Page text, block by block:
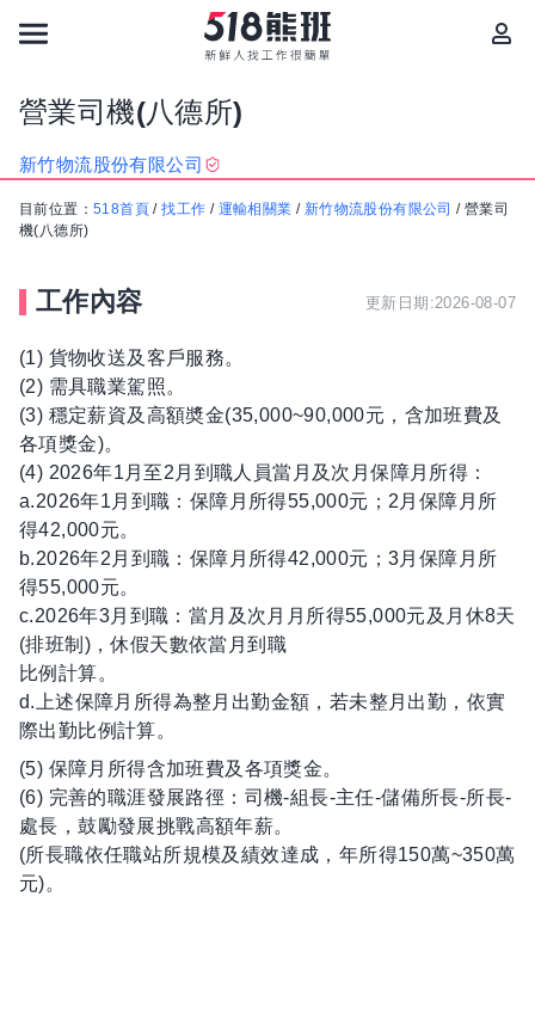
營業司機(八德所)
新竹物流股份有限公司
目前位置： 518首頁 /找工作 / 運輸相關業 / 新竹物流股份有限公司 /營業司
機(八德所)
工作內容 更新日期:2026-08-07
(1) 貨物收送及客戶服務。
(2) 需具職業駕照。
(3) 穩定薪資及高額奬金(35,000~90,000元，含加班費及
各項獎金)。
(4) 2026年1月至2月到職人員當月及次月保障月所得：
a.2026年1月到職：保障月所得55,000元；2月保障月所
得42,000元。
b.2026年2月到職：保障月所得42,000元；3月保障月所
得55,000元。
c.2026年3月到職：當月及次月月所得55,000元及月休8天
(排班制)，休假天數依當月到職
比例計算。
d.上述保障月所得為整月出勤金額，若未整月出勤，依實
際出勤比例計算。
(5) 保障月所得含加班費及各項獎金。
(6) 完善的職涯發展路徑：司機-組長-主任-儲備所長-所長-
處長，鼓勵發展挑戰高額年薪。
(所長職依任職站所規模及績效達成，年所得150萬~350萬
元)。